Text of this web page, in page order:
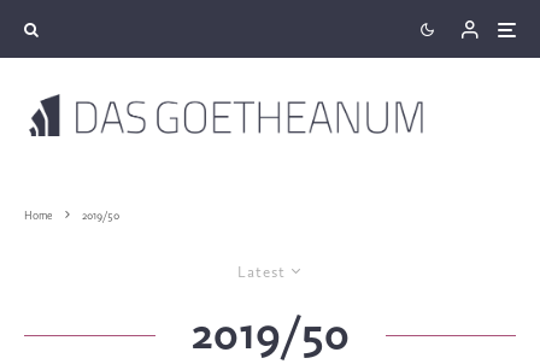
Home 2019/50
Latest
2019/50